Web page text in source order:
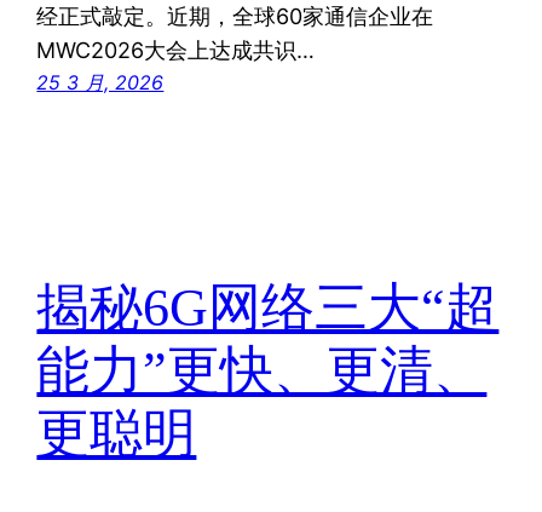
经正式敲定。近期，全球60家通信企业在
MWC2026大会上达成共识…
25 3 月, 2026
揭秘6G网络三大“超
能力”更快、更清、
更聪明